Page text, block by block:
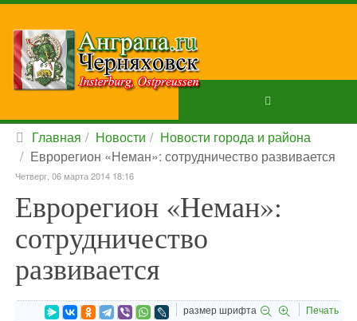
Главная Новости
Новости города и района
Еврорегион «Неман»: сотрудничество развивается
Четверг, 06 марта 2014 18:16
Еврорегион «Неман»:
сотрудничество
развивается
размер шрифта Печать